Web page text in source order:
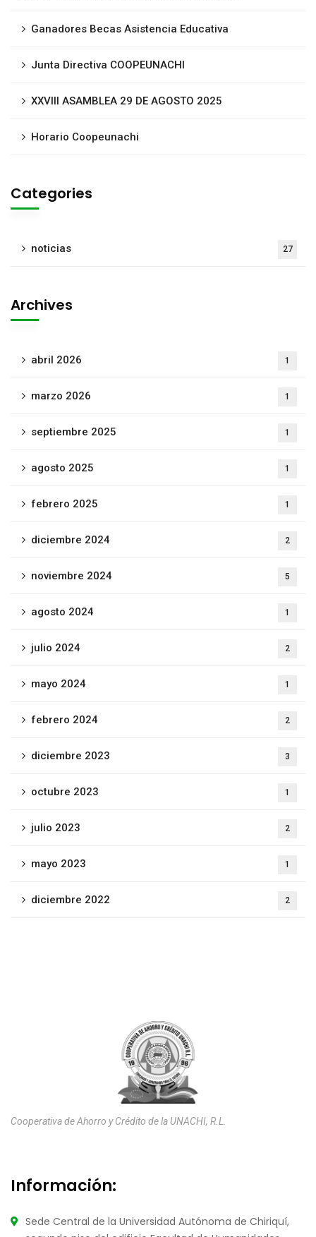
Ganadores Becas Asistencia Educativa
Junta Directiva COOPEUNACHI
XXVIII ASAMBLEA 29 DE AGOSTO 2025
Horario Coopeunachi
Categories
noticias 27
Archives
abril 2026 1
marzo 2026 1
septiembre 2025 1
agosto 2025 1
febrero 2025 1
diciembre 2024 2
noviembre 2024 5
agosto 2024 1
julio 2024 2
mayo 2024 1
febrero 2024 2
diciembre 2023 3
octubre 2023 1
julio 2023 2
mayo 2023 1
diciembre 2022 2
Cooperativa de Ahorro y Crédito de la UNACHI, R.L.
Información:
Sede Central de la Universidad Autónoma de Chiriquí,